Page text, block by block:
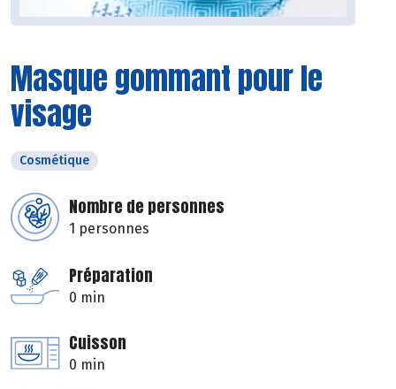
Masque gommant pour le
visage
Cosmétique
Nombre de personnes
1 personnes
Préparation
0 min
Cuisson
0 min